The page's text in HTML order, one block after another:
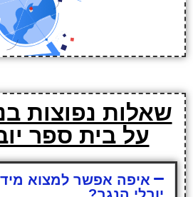
שאלות נפוצות
על בית ספר
איפה אפשר למצוא